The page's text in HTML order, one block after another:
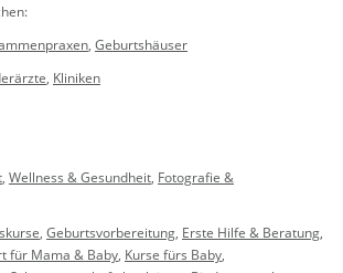
, Geburtshäuser
, Kliniken
, Wellness & Gesundheit, Fotografie &
, Geburtsvorbereitung, Erste Hilfe & Beratung,
für Mama & Baby, Kurse fürs Baby,